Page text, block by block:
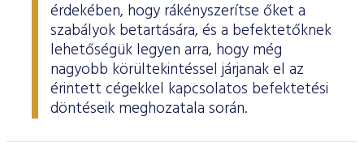
érdekében, hogy rákényszerítse őket a
szabályok betartására, és a befektetőknek
lehetőségük legyen arra, hogy még
nagyobb körültekintéssel járjanak el az
érintett cégekkel kapcsolatos befektetési
döntéseik meghozatala során.